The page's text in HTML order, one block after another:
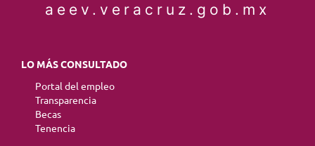
aeev.veracruz.gob.mx
LO MÁS CONSULTADO
Portal del empleo
Transparencia
Becas
Tenencia